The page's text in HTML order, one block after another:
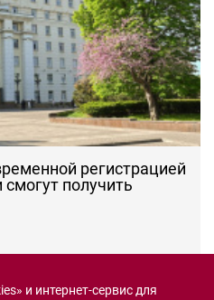
регистрацией
смогут получить
и интернет-сервис для